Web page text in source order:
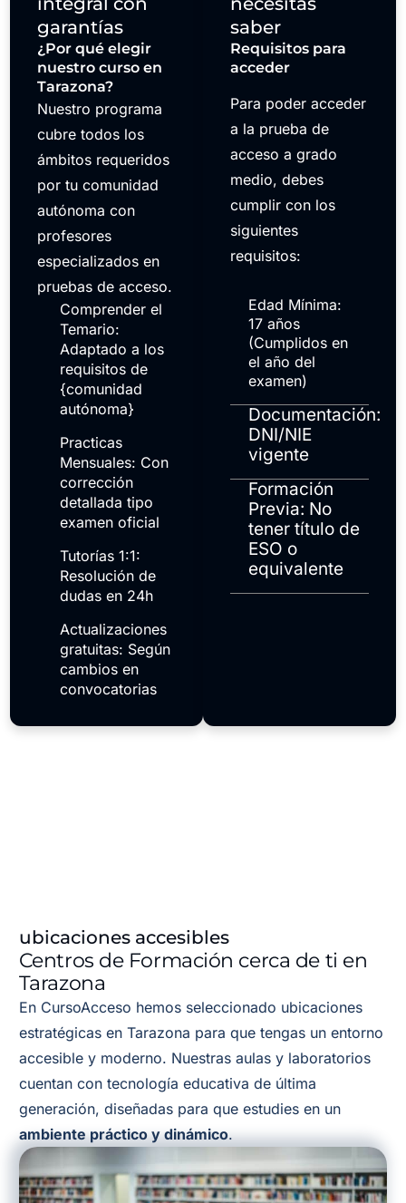
garantías
¿Por qué elegir
nuestro curso en
Tarazona?
Nuestro programa
cubre todos los
ámbitos requeridos
por tu comunidad
autónoma con
profesores
especializados en
pruebas de acceso.
Comprender el
Temario:
Adaptado a los
requisitos de
{comunidad
autónoma}
Practicas
Mensuales: Con
corrección
detallada tipo
examen oficial
Tutorías 1:1:
Resolución de
dudas en 24h
Actualizaciones
gratuitas: Según
cambios en
convocatorias
saber
Requisitos para
acceder
Para poder acceder
a la prueba de
acceso a grado
medio, debes
cumplir con los
siguientes
requisitos:
Edad Mínima:
17 años
(Cumplidos en
el año del
examen)
Documentación:
DNI/NIE
vigente
Formación
Previa: No
tener título de
ESO o
equivalente
ubicaciones accesibles
Centros de Formación cerca de ti en
Tarazona
En CursoAcceso hemos seleccionado ubicaciones
estratégicas en Tarazona para que tengas un entorno
accesible y moderno. Nuestras aulas y laboratorios
cuentan con tecnología educativa de última
generación, diseñadas para que estudies en un
ambiente práctico y dinámico.